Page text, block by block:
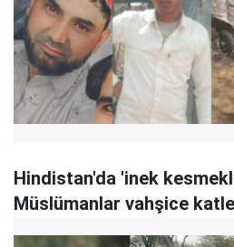
Hindistan'da 'inek
Müslümanlar vahşice